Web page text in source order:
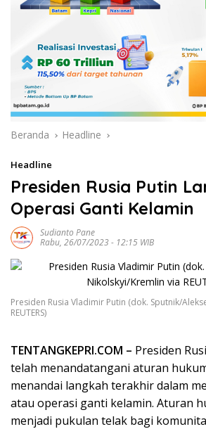
Beranda Headline
Headline
Presiden Rusia Putin
Operasi Ganti Kelamin
Sudianto Pane
Rabu, 26/07/2023 - 12:15 WIB
Presiden Rusia Vladimir Putin (dok. Sputnik/
REUTERS)
TENTANGKEPRI.COM – Presiden
telah menandatangani aturan
menandai langkah terakhir dalam
atau operasi ganti kelamin. Aturan
menjadi pukulan telak bagi